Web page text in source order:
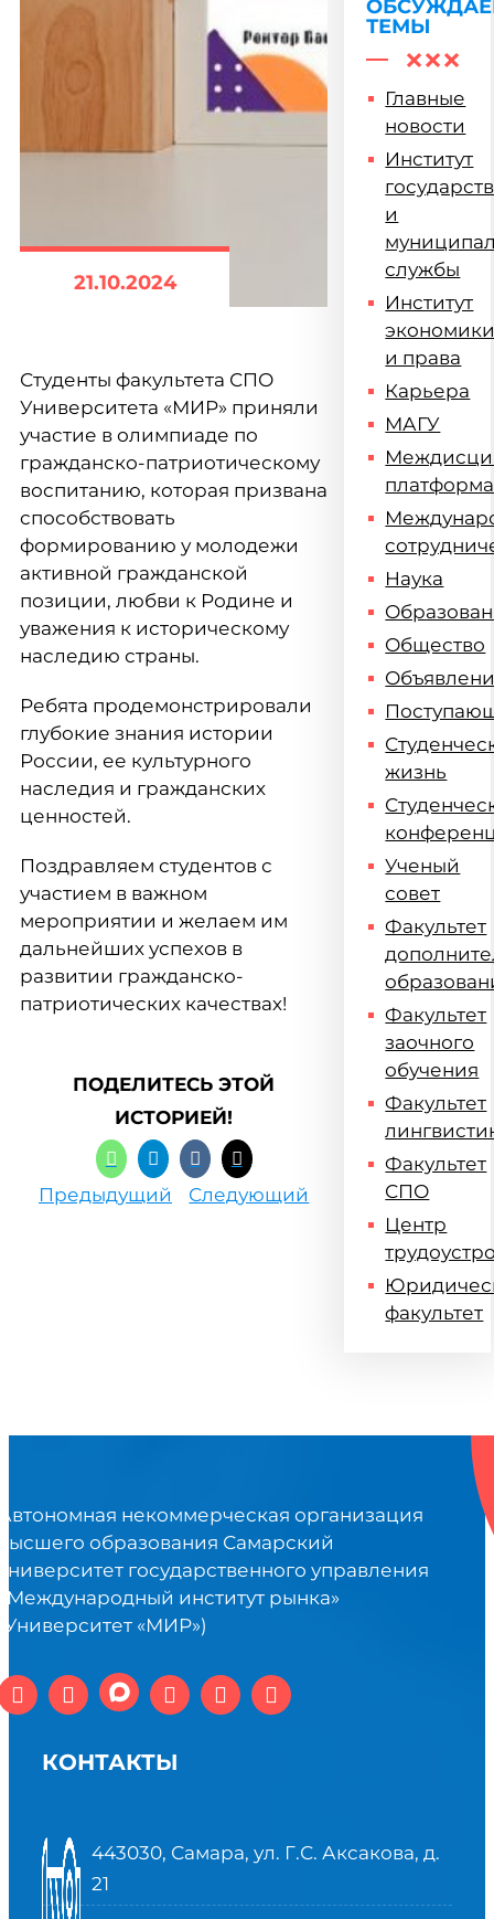
21.10.2024
Студенты факультета СПО
Университета «МИР» приняли
участие в олимпиаде по
гражданско-патриотическому
воспитанию, которая призвана
способствовать
формированию у молодежи
активной гражданской
позиции, любви к Родине и
уважения к историческому
наследию страны.
Ребята продемонстрировали
глубокие знания истории
России, ее культурного
наследия и гражданских
ценностей.
Поздравляем студентов с
участием в важном
мероприятии и желаем им
дальнейших успехов в
развитии гражданско-
патриотических качествах!
ПОДЕЛИТЕСЬ ЭТОЙ
ИСТОРИЕЙ!
Предыдущий Следующий
ТЕМЫ
Главные
новости
Институт
и
службы
Институт
и права
Карьера
МАГУ
платформа
Наука
Общество
жизнь
Ученый
совет
Факультет
Факультет
заочного
обучения
Факультет
Факультет
СПО
Центр
факультет
некоммерческая организация
образования Самарский
государственного управления
институт рынка»
«МИР»)
КОНТАКТЫ
443030, Самара, ул. Г.С. Аксакова, д.
21